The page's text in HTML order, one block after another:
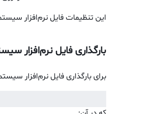
این تنظیمات فایل نرم‌افزار
بارگذاری فایل نرم‌افزار
برای بارگذاری فایل نرم‌افزار